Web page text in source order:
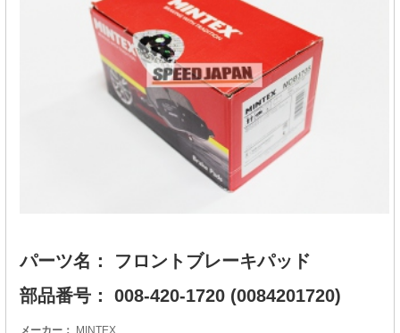
パーツ名： フロントブレーキパッド
部品番号： 008-420-1720 (0084201720)